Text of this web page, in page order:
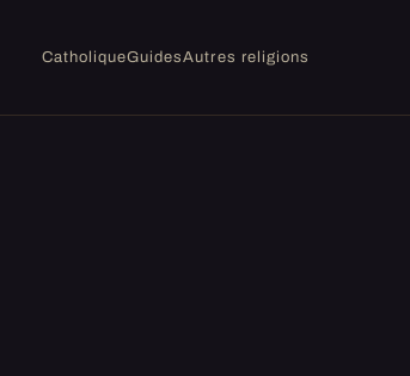
CatholiqueGuidesAutres religions